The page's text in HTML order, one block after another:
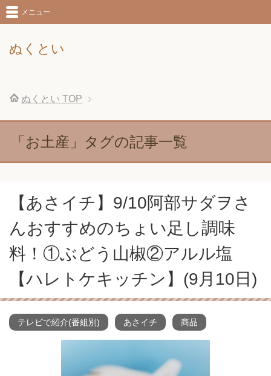
ぬくとい
メニュー
ぬくとい TOP
「お土産」タグの記事一覧
【あさイチ】9/10阿部サダヲさ
んおすすめのちょい足し調味
料！①ぶどう山椒②アルル塩
【ハレトケキッチン】(9月10日)
テレビで紹介(番組別) あさイチ 商品